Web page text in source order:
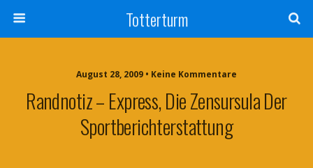
Totterturm
August 28, 2009 • Keine Kommentare
Randnotiz – Express, Die Zensursula Der
Sportberichterstattung